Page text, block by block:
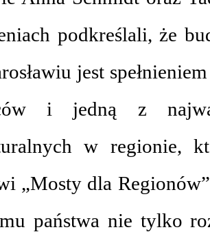
podkreślali, że
jest
i jedną z
w regionie,
„Mosty dla
państwa nie tylko